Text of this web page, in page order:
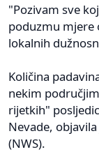
"Pozivam sve
poduzmu mjere
lokalnih
Količina
nekim
rijetkih"
Nevade,
(NWS).